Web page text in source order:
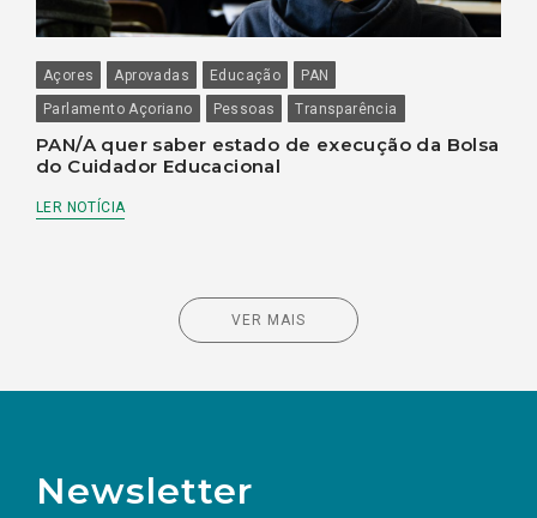
Açores Aprovadas Educação
PAN
Parlamento Açoriano
Pessoas Transparência
PAN/A quer saber estado de execução da Bolsa
do Cuidador Educacional
LER NOTÍCIA
VER MAIS
Newsletter